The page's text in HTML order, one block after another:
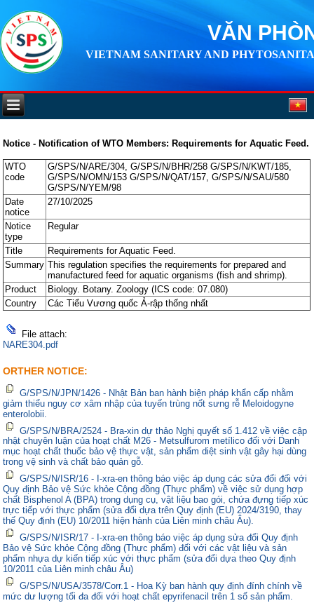
VĂN
VIETNAM SANITARY AND
Notice - Notification of WTO Members: Requirements for Aquatic Feed.
WTO
code
G/SPS/N/ARE/304, G/SPS/N/BHR/258 G/SPS/N/KWT/185,
G/SPS/N/OMN/153 G/SPS/N/QAT/157, G/SPS/N/SAU/580
G/SPS/N/YEM/98
Date
notice
27/10/2025
Notice
type
Regular
Title
Requirements for Aquatic Feed.
Summary This regulation specifies the requirements for prepared and
manufactured feed for aquatic organisms (fish and shrimp).
Product
Biology. Botany. Zoology (ICS code: 07.080)
Country
Các Tiểu Vương quốc Ả-rập thống nhất
File attach:
NARE304.pdf
ORTHER NOTICE:
G/SPS/N/JPN/1426 - Nhật Bản ban hành biện pháp khẩn cấp nhằm
giảm thiểu nguy cơ xâm nhập của tuyến trùng nốt sưng rễ Meloidogyne
enterolobii.
G/SPS/N/BRA/2524 - Bra-xin dự thảo Nghị quyết số 1.412 về việc cập
nhật chuyên luận của hoạt chất M26 - Metsulfurom metílico đối với Danh
mục hoạt chất thuốc bảo vệ thực vật, sản phẩm diệt sinh vật gây hại dùng
trong vệ sinh và chất bảo quản gỗ.
G/SPS/N/ISR/16 - I-xra-en thông báo việc áp dụng các sửa đổi đối với
Quy định Bảo vệ Sức khỏe Cộng đồng (Thực phẩm) về việc sử dụng hợp
chất Bisphenol A (BPA) trong dụng cụ, vật liệu bao gói, chứa đựng tiếp xúc
trực tiếp với thực phẩm (sửa đổi dựa trên Quy định (EU) 2024/3190, thay
thế Quy định (EU) 10/2011 hiện hành của Liên minh châu Âu).
G/SPS/N/ISR/17 - I-xra-en thông báo việc áp dụng sửa đổi Quy định
Bảo vệ Sức khỏe Cộng đồng (Thực phẩm) đối với các vật liệu và sản
phẩm nhựa dự kiến tiếp xúc với thực phẩm (sửa đổi dựa theo Quy định
10/2011 của Liên minh châu Âu)
G/SPS/N/USA/3578/Corr.1 - Hoa Kỳ ban hành quy định đính chính về
mức dư lượng tối đa đối với hoạt chất epyrifenacil trên 1 số sản phẩm.